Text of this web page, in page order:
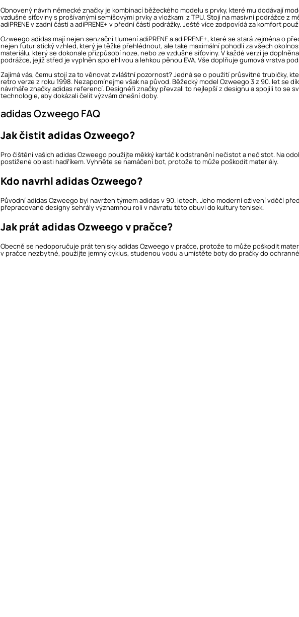
Obnovený návrh německé značky je kombinací běžeckého modelu s prvky, které mu dodávají
vzdušné síťoviny s prošívanými semišovými prvky a vložkami z TPU. Stojí na masivní podrážce z
adiPRENE v zadní části a adiPRENE+ v přední části podrážky. Ještě více zodpovídá za komfort
Ozweego adidas mají nejen senzační tlumení adiPRENE a adiPRENE+, které se stará zejména o
nejen futuristický vzhled, který je těžké přehlédnout, ale také maximální pohodlí za všech
materiálu, který se dokonale přizpůsobí noze, nebo ze vzdušné síťoviny. V každé verzi je
podrážce, jejíž střed je vyplněn spolehlivou a lehkou pěnou EVA. Vše doplňuje gumová vrstva
Zajímá vás, čemu stojí za to věnovat zvláštní pozornost? Jedná se o použití průsvitné trubičky,
retro verze z roku 1998. Nezapomínejme však na původ. Běžecký model Ozweego 3 z 90. let se
návrháře značky adidas referencí. Designéři značky převzali to nejlepší z designu a spojili to se
technologie, aby dokázali čelit výzvám dnešní doby.
adidas Ozweego FAQ
Jak čistit adidas Ozweego?
Pro čištění vašich adidas Ozweego použijte měkký kartáč k odstranění nečistot a nečistot. Na
postižené oblasti hadříkem. Vyhněte se namáčení bot, protože to může poškodit materiály.
Kdo navrhl adidas Ozweego?
Původní adidas Ozweego byl navržen týmem adidas v 90. letech. Jeho moderní oživení vděčí
přepracované designy sehrály významnou roli v návratu této obuvi do kultury tenisek.
Jak prát adidas Ozweego v pračce?
Obecně se nedoporučuje prát tenisky adidas Ozweego v pračce, protože to může poškodit
v pračce nezbytné, použijte jemný cyklus, studenou vodu a umístěte boty do pračky do